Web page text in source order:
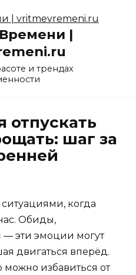
|
и трендах
отпускать
шаг за
когда
Обиды,
эти эмоции могут
двигаться вперёд.
можно избавиться от